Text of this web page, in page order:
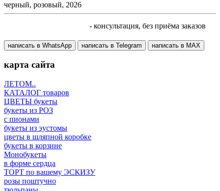
черный, розовый, 2026
- консультация, без приёма заказов
написать в WhatsApp написать в Telegram написать в МАХ
карта сайта
ЛЕТОМ..
КАТАЛОГ товаров
ЦВЕТЫ букеты
букеты из РОЗ
с пионами
букеты из эустомы
цветы в шляпной коробке
букеты в корзине
Монобукеты
в форме сердца
ТОРТ по вашему ЭСКИЗУ
розы поштучно